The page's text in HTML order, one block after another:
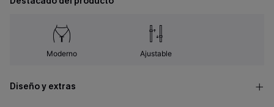
Moderno Ajustable
Diseño y extras